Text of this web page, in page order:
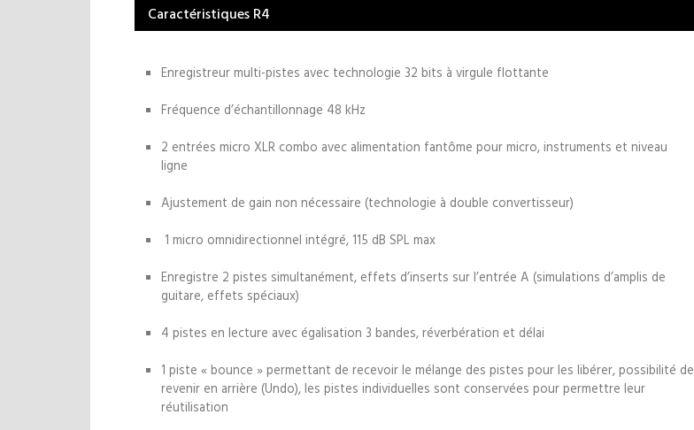
Caractéristiques R4
Enregistreur multi-pistes avec technologie 32 bits à virgule flottante
Fréquence d’échantillonnage 48 kHz
2 entrées micro XLR combo avec alimentation fantôme pour micro, instruments et niveau
ligne
Ajustement de gain non nécessaire (technologie à double convertisseur)
1 micro omnidirectionnel intégré, 115 dB SPL max
Enregistre 2 pistes simultanément, effets d’inserts sur l’entrée A (simulations d’amplis de
guitare, effets spéciaux)
4 pistes en lecture avec égalisation 3 bandes, réverbération et délai
1 piste « bounce » permettant de recevoir le mélange des pistes pour les libérer, possibilité de
revenir en arrière (Undo), les pistes individuelles sont conservées pour permettre leur
réutilisation